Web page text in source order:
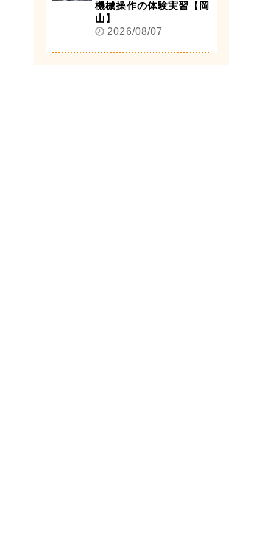
機械操作の体験実習【岡
山】
2026/08/07